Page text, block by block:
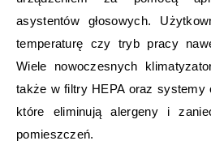
asystentów głosowych.
temperaturę czy tryb pracy
Wiele nowoczesnych
także w filtry HEPA oraz systemy
które eliminują alergeny i
pomieszczeń.